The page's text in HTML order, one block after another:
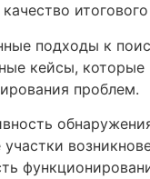
подходы к
кейсы,
проблем.